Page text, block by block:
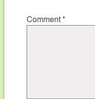
Comment*